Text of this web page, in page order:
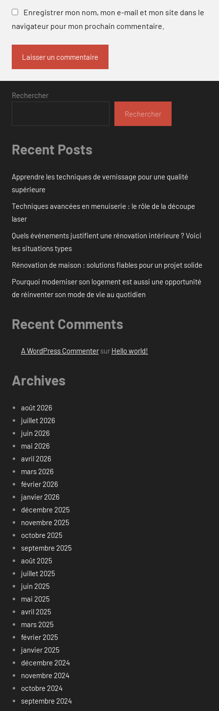
Enregistrer mon nom, mon e-mail et mon site dans le
navigateur pour mon prochain commentaire.
Rechercher
Rechercher
Recent Posts
Apprendre les techniques de vernissage pour une qualité
supérieure
Techniques avancées en menuiserie : le rôle de la découpe
laser
Quels événements justifient une rénovation intérieure ? Voici
les situations types
Rénovation de maison : solutions fiables pour un projet solide
Pourquoi moderniser son logement est aussi une opportunité
de réinventer son mode de vie au quotidien
Recent Comments
A WordPress Commentersur Hello world!
Archives
août 2026
juillet 2026
juin 2026
mai 2026
avril 2026
mars 2026
février 2026
janvier 2026
décembre 2025
novembre 2025
octobre 2025
septembre 2025
août 2025
juillet 2025
juin 2025
mai 2025
avril 2025
mars 2025
février 2025
janvier 2025
décembre 2024
novembre 2024
octobre 2024
septembre 2024